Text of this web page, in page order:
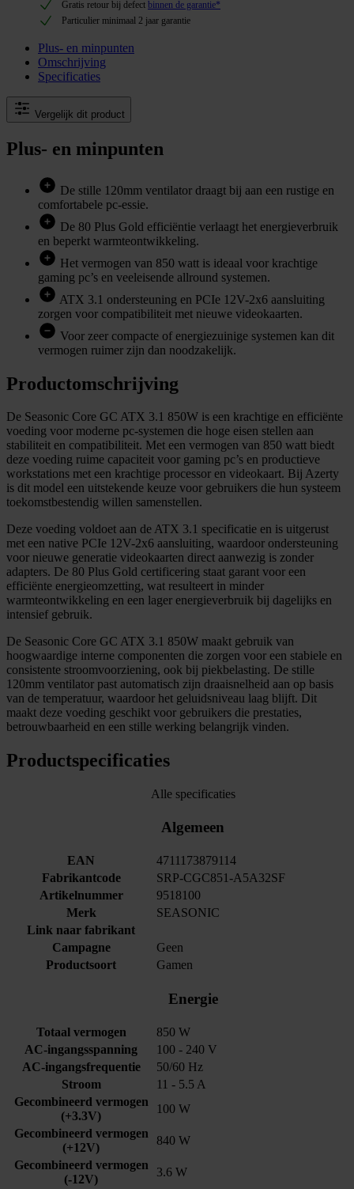
Gratis retour bij defect binnen de garantie*
Particulier minimaal 2 jaar garantie
Plus- en minpunten
Omschrijving
Specificaties
Vergelijk dit product
Plus- en minpunten
De stille 120mm ventilator draagt bij aan een rustige en
comfortabele pc-essie.
De 80 Plus Gold efficiëntie verlaagt het energieverbruik
en beperkt warmteontwikkeling.
Het vermogen van 850 watt is ideaal voor krachtige
gaming pc’s en veeleisende allround systemen.
ATX 3.1 ondersteuning en PCIe 12V-2x6 aansluiting
zorgen voor compatibiliteit met nieuwe videokaarten.
Voor zeer compacte of energiezuinige systemen kan dit
vermogen ruimer zijn dan noodzakelijk.
Productomschrijving
De Seasonic Core GC ATX 3.1 850W is een krachtige en efficiënte
voeding voor moderne pc-systemen die hoge eisen stellen aan
stabiliteit en compatibiliteit. Met een vermogen van 850 watt biedt
deze voeding ruime capaciteit voor gaming pc’s en productieve
workstations met een krachtige processor en videokaart. Bij Azerty
is dit model een uitstekende keuze voor gebruikers die hun systeem
toekomstbestendig willen samenstellen.
Deze voeding voldoet aan de ATX 3.1 specificatie en is uitgerust
met een native PCIe 12V-2x6 aansluiting, waardoor ondersteuning
voor nieuwe generatie videokaarten direct aanwezig is zonder
adapters. De 80 Plus Gold certificering staat garant voor een
efficiënte energieomzetting, wat resulteert in minder
warmteontwikkeling en een lager energieverbruik bij dagelijks en
intensief gebruik.
De Seasonic Core GC ATX 3.1 850W maakt gebruik van
hoogwaardige interne componenten die zorgen voor een stabiele en
consistente stroomvoorziening, ook bij piekbelasting. De stille
120mm ventilator past automatisch zijn draaisnelheid aan op basis
van de temperatuur, waardoor het geluidsniveau laag blijft. Dit
maakt deze voeding geschikt voor gebruikers die prestaties,
betrouwbaarheid en een stille werking belangrijk vinden.
Productspecificaties
Alle specificaties
Algemeen
EAN
4711173879114
Fabrikantcode
SRP-CGC851-A5A32SF
Artikelnummer
9518100
Merk
SEASONIC
Link naar fabrikant
Campagne
Geen
Productsoort
Gamen
Energie
Totaal vermogen
850 W
AC-ingangsspanning
100 - 240 V
AC-ingangsfrequentie
50/60 Hz
Stroom
11 - 5.5 A
Gecombineerd vermogen
(+3.3V)
100 W
Gecombineerd vermogen
(+12V)
840 W
Gecombineerd vermogen
(-12V)
3.6 W